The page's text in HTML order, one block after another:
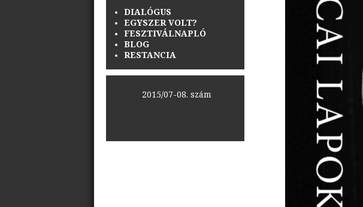
DIALÓGUS
EGYSZER VOLT?
FESZTIVÁLNAPLÓ
BLOG
RESTANCIA
2015/07-08. szám>>